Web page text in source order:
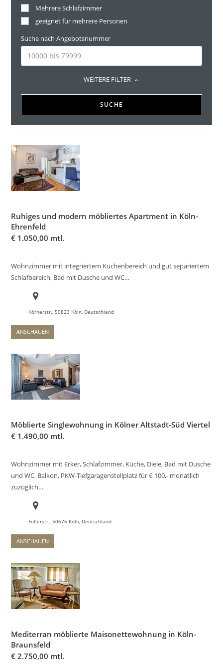
Mehrere Schlafzimmer
geeignet für mehrere Personen
Suche nach Angebotsnummer
WEITERE FILTER
SUCHE
Ruhiges und modern möbliertes Apartment in Köln-
Ehrenfeld
€ 1.050,00 mtl.
Wohnzimmer mit integriertem Küchenbereich und gut separiertem
Schlafbereich, Bad mit Dusche und WC…
Körnerstr., 50823 Köln, Deutschland
ANSCHAUEN
Möblierte Singlewohnung in Kölner Altstadt-Süd Viertel
€ 1.490,00 mtl.
Wohnzimmer mit Erker, Schlafzimmer, Küche, Diele, Bad mit Dusche
und WC, Balkon, PKW-Tiefgaragenstellplatz für € 100,- monatlich
zuzüglich…
Follerstr., 50676 Köln, Deutschland
ANSCHAUEN
Mediterran möblierte Maisonettewohnung in Köln-
Braunsfeld
€ 2.750,00 mtl.